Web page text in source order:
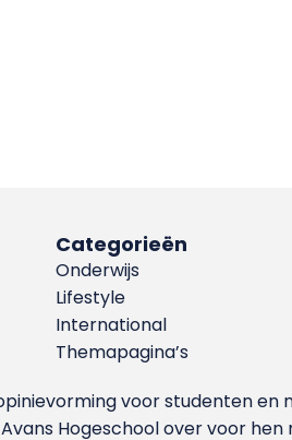
Categorieën
Onderwijs
Lifestyle
International
Themapagina’s
voor studenten en
Hogeschool over voor